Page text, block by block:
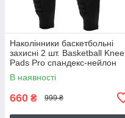
Наколінники баскетбольні
захисні 2 шт. Basketball Knee
Pads Pro спандекс-нейлон
(HB-007)
В наявності
660 ₴ 999 ₴